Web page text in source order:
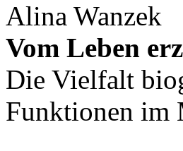
Alina Wanzek
Vom Leben
Die Vielfalt
Funktionen im